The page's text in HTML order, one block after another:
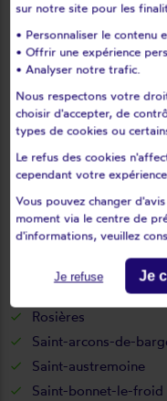
Monistrol-d'allier
Monlet
Montfaucon-en-velay
Montusclat
Pébrac
Prades
Queyrières
Rauret
Rosières
Saint-arcons-de-
Saint-austremoine
Saint-bonnet-le-froid
sur notre site pour les
• Personnaliser le contenu
• Offrir une expérience
• Analyser notre trafic.
Nous respectons votre
choisir d'accepter, de
types de cookies ou
Le refus des cookies
cependant votre
Vous pouvez changer
moment via le centre de
d'informations, veuillez
Je refuse Je